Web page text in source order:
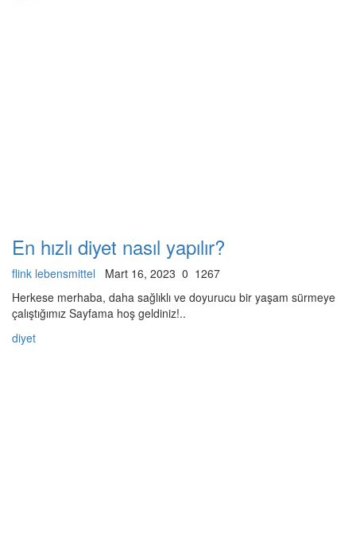
En hızlı diyet nasıl yapılır?
flink lebensmittel Mart 16, 2023 0 1267
Herkese merhaba, daha sağlıklı ve doyurucu bir yaşam sürmeye
çalıştığımız Sayfama hoş geldiniz!..
diyet